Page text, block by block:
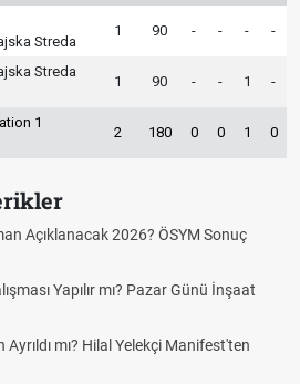
Streda
1 90 - - - -
Streda
1 90 - - 1 -
1
2 180 0 0 1 0
Açıklanacak 2026? ÖSYM Sonuç
Yapılır mı? Pazar Günü İnşaat
mı? Hilal Yelekçi Manifest'ten